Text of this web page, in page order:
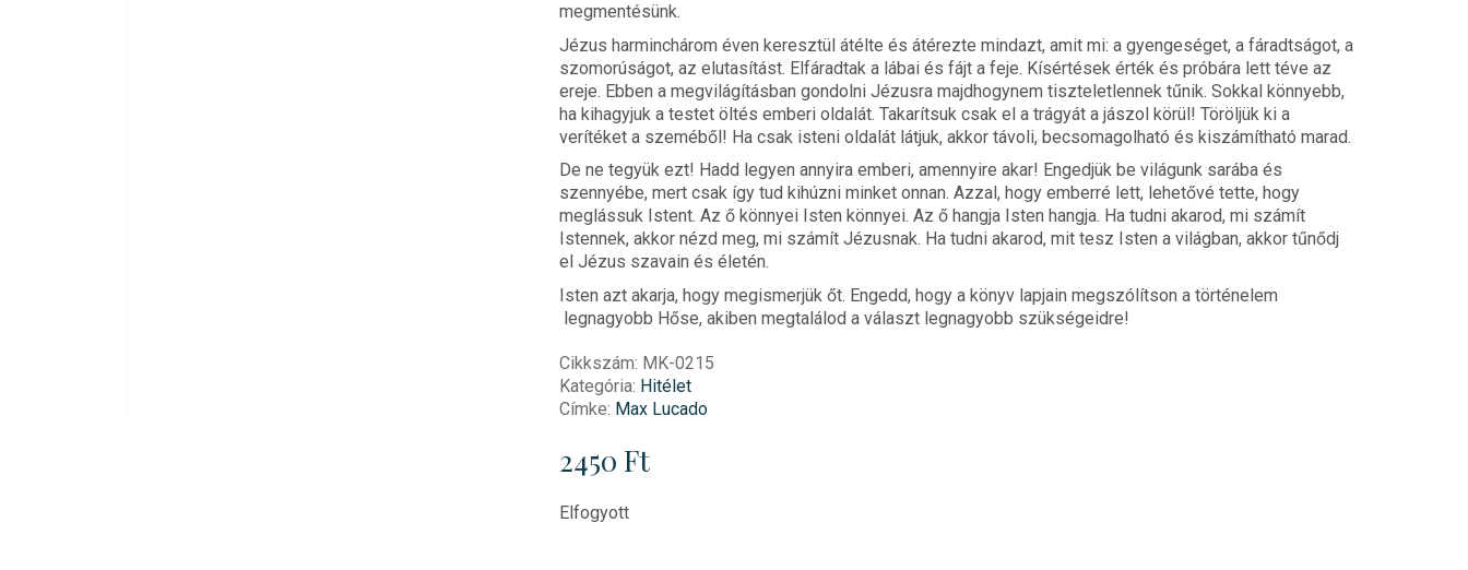
megmentésünk.
Jézus harminchárom éven keresztül átélte és átérezte mindazt, amit mi: a gyengeséget, a fáradtságot, a
szomorúságot, az elutasítást. Elfáradtak a lábai és fájt a feje. Kísértések érték és próbára lett téve az
ereje. Ebben a megvilágításban gondolni Jézusra majdhogynem tiszteletlennek tűnik. Sokkal könnyebb,
ha kihagyjuk a testet öltés emberi oldalát. Takarítsuk csak el a trágyát a jászol körül! Töröljük ki a
verítéket a szeméből! Ha csak isteni oldalát látjuk, akkor távoli, becsomagolható és kiszámítható marad.
De ne tegyük ezt! Hadd legyen annyira emberi, amennyire akar! Engedjük be világunk sarába és
szennyébe, mert csak így tud kihúzni minket onnan. Azzal, hogy emberré lett, lehetővé tette, hogy
meglássuk Istent. Az ő könnyei Isten könnyei. Az ő hangja Isten hangja. Ha tudni akarod, mi számít
Istennek, akkor nézd meg, mi számít Jézusnak. Ha tudni akarod, mit tesz Isten a világban, akkor tűnődj
el Jézus szavain és életén.
Isten azt akarja, hogy megismerjük őt. Engedd, hogy a könyv lapjain megszólítson a történelem
legnagyobb Hőse, akiben megtalálod a választ legnagyobb szükségeidre!
Cikkszám: MK-0215
Kategória: Hitélet
Címke: Max Lucado
2450 Ft
Elfogyott